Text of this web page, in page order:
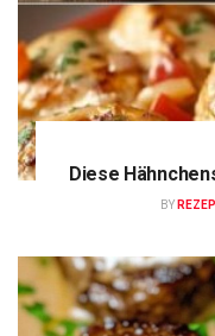
Diese
BY